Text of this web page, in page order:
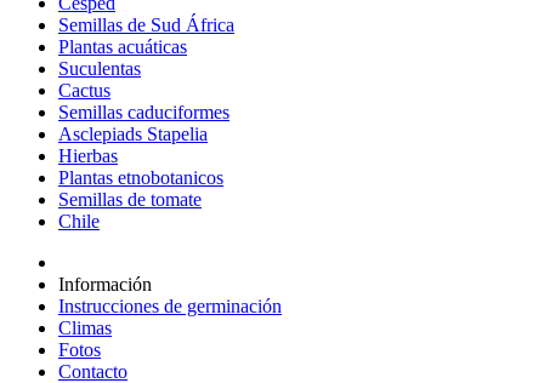
Semillas de Sud África
Plantas acuáticas
Suculentas
Cactus
Semillas caduciformes
Asclepiads Stapelia
Hierbas
Plantas etnobotanicos
Semillas de tomate
Chile
Información
Instrucciones de germinación
Climas
Fotos
Contacto